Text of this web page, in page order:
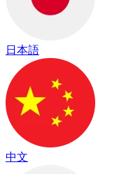
日本語
中文